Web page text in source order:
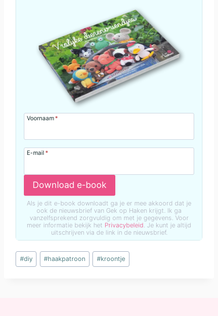
Voornaam*
E-mail *
Download e-book
Als je dit e-book downloadt ga je er mee akkoord dat je
ook de nieuwsbrief van Gek op Haken krijgt. Ik ga
vanzelfsprekend zorgvuldig om met je gegevens. Voor
meer informatie bekijk het Privacybeleid . Je kunt je altijd
uitschrijven via de link in de nieuwsbrief.
Bericht
tags:
#diy #haakpatroon #kroontje